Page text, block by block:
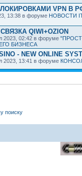
VPN В
13:38 в форуме НОВОСТИ
QIWI+OZION
2023, 02:42 в форуме
БИЗНЕСА
- NEW ONLINE
2023, 13:41 в форуме
поиску